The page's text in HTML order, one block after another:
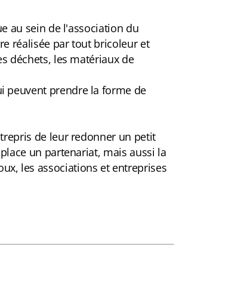
au sein de l'association du
réalisée par tout bricoleur et
déchets, les matériaux de
peuvent prendre la forme de
de leur redonner un petit
un partenariat, mais aussi la
les associations et entreprises